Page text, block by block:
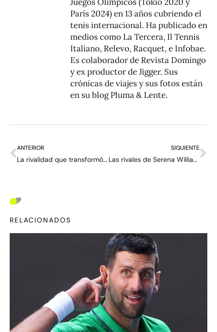
París 2024) en 13 años cubriendo el
tenis internacional. Ha publicado en
medios como La Tercera, Il Tennis
Italiano, Relevo, Racquet, e Infobae.
Es colaborador de Revista Domingo
y ex productor de Jigger. Sus
crónicas de viajes y sus fotos están
en su blogPluma & Lente.
ANTERIOR
La rivalidad que transformó el tenis mucho antes que Federer, Nadal y Djokovic: “No debes ser su amiga, tienes que odiarla”
SIGUIENTE
Las rivales de Serena Williams le auguran un regreso exitoso: “Está mentalmente fresca”
RELACIONADOS